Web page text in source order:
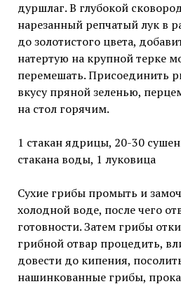
дуршлаг. В глубокой
нарезанный репчатый лук в
до золотистого цвета,
натертую на крупной терке
перемешать. Присоединить
вкусу пряной зеленью,
на стол горячим.
1 стакан ядрицы, 20-30
стакана воды, 1 луковица
Сухие грибы промыть и
холодной воде, после чего
готовности. Затем грибы
грибной отвар процедить,
довести до кипения,
нашинкованные грибы,